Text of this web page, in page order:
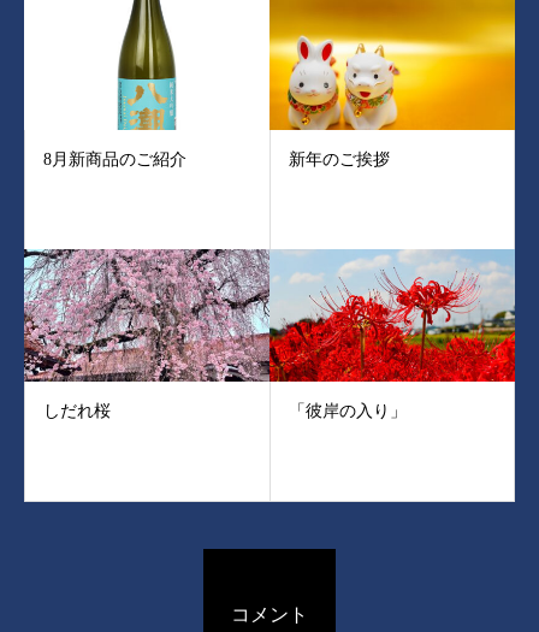
8月新商品のご紹介 新年のご挨拶
しだれ桜 「彼岸の入り」
コメント